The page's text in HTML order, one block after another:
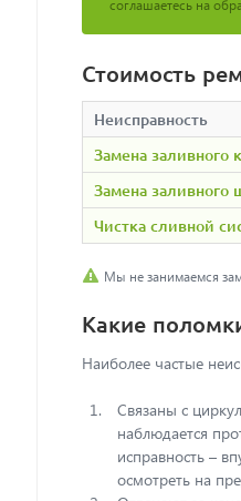
Рекомендую
«Белый
соглашаетесь на
Стоимость
Неисправность
Замена заливного
Замена заливного
Чистка сливной
Мы не занимаемся
Какие
Наиболее частые
Связаны с
наблюдается
исправность –
осмотреть на